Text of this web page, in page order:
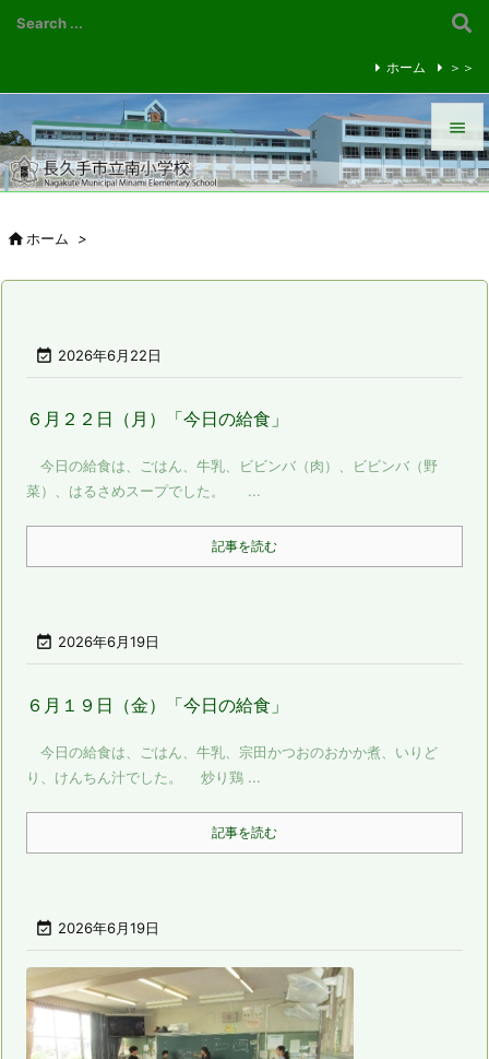


メニュ

ホーム ＞＞
ホーム >
 2026年6月22日
６月２２日（月）「今日の給食」
今日の給食は、ごはん、牛乳、ビビンバ（肉）、ビビンバ（野
菜）、はるさめスープでした。 ...
記事を読む
 2026年6月19日
６月１９日（金）「今日の給食」
今日の給食は、ごはん、牛乳、宗田かつおのおかか煮、いりど
り、けんちん汁でした。 炒り鶏 ...
記事を読む
 2026年6月19日